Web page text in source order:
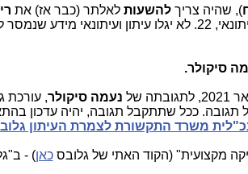
), שהיה צריךלהשעות לאלתר (כבר אז) את
זהותו של מקור חסוי
סיקולר.
של נעמה סיקולר, עורכת
תגובה. ככל שתתקבל תגובה, יהיה עדכון
משרד התקשורת לצמרת העיתון
מקצועית" (הקוד האתי של גלובסכאן) -